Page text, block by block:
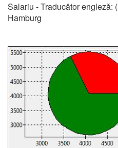
Salariu - Traducător engleză:
Hamburg